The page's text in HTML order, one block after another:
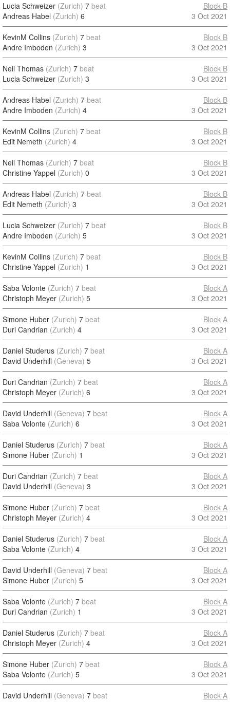
Lucia Schweizer (Zurich) 7 beat
Andreas Habel (Zurich) 6
Block B
3 Oct 2021
KevinM Collins (Zurich) 7 beat
Andre Imboden (Zurich) 3
Block B
3 Oct 2021
Neil Thomas (Zurich) 7 beat
Lucia Schweizer (Zurich) 3
Block B
3 Oct 2021
Andreas Habel (Zurich) 7 beat
Andre Imboden (Zurich) 4
Block B
3 Oct 2021
KevinM Collins (Zurich) 7 beat
Edit Nemeth (Zurich) 4
Block B
3 Oct 2021
Neil Thomas (Zurich) 7 beat
Christine Yappel (Zurich) 0
Block B
3 Oct 2021
Andreas Habel (Zurich) 7 beat
Edit Nemeth (Zurich) 3
Block B
3 Oct 2021
Lucia Schweizer (Zurich) 7 beat
Andre Imboden (Zurich) 5
Block B
3 Oct 2021
KevinM Collins (Zurich) 7 beat
Christine Yappel (Zurich) 1
Block B
3 Oct 2021
Saba Volonte (Zurich) 7 beat
Christoph Meyer (Zurich) 5
Block A
3 Oct 2021
Simone Huber (Zurich) 7 beat
Duri Candrian (Zurich) 4
Block A
3 Oct 2021
Daniel Studerus (Zurich) 7 beat
David Underhill (Geneva) 5
Block A
3 Oct 2021
Duri Candrian (Zurich) 7 beat
Christoph Meyer (Zurich) 6
Block A
3 Oct 2021
David Underhill (Geneva) 7 beat
Saba Volonte (Zurich) 6
Block A
3 Oct 2021
Daniel Studerus (Zurich) 7 beat
Simone Huber (Zurich) 1
Block A
3 Oct 2021
Duri Candrian (Zurich) 7 beat
David Underhill (Geneva) 3
Block A
3 Oct 2021
Simone Huber (Zurich) 7 beat
Christoph Meyer (Zurich) 4
Block A
3 Oct 2021
Daniel Studerus (Zurich) 7 beat
Saba Volonte (Zurich) 4
Block A
3 Oct 2021
David Underhill (Geneva) 7 beat
Simone Huber (Zurich) 5
Block A
3 Oct 2021
Saba Volonte (Zurich) 7 beat
Duri Candrian (Zurich) 1
Block A
3 Oct 2021
Daniel Studerus (Zurich) 7 beat
Christoph Meyer (Zurich) 4
Block A
3 Oct 2021
Simone Huber (Zurich) 7 beat
Saba Volonte (Zurich) 5
Block A
3 Oct 2021
David Underhill (Geneva) 7 beat
Block A